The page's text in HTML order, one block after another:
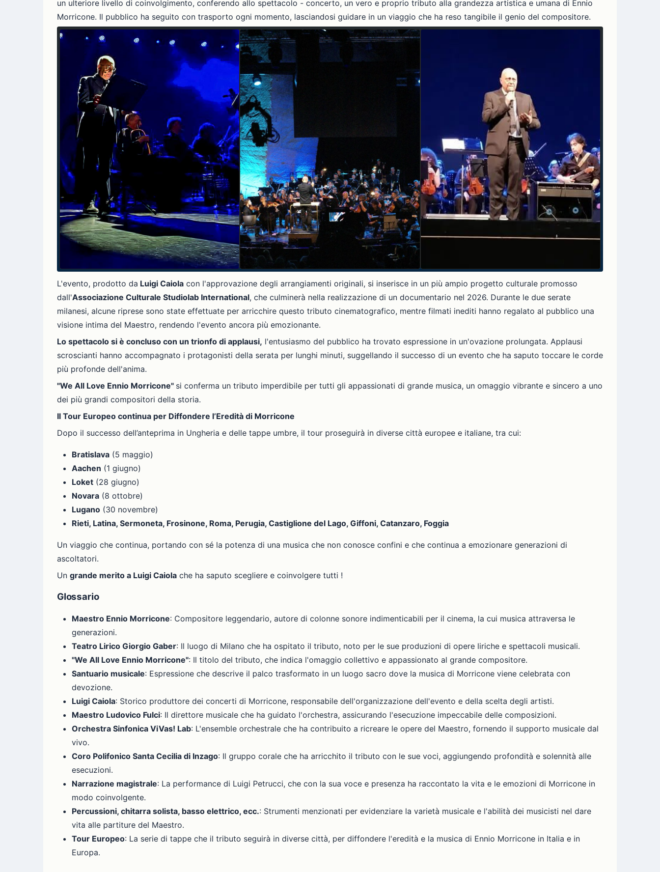
un ulteriore livello di coinvolgimento, conferendo allo spettacolo - concerto, un vero e proprio tributo alla grandezza artistica e umana di Ennio
Morricone. Il pubblico ha seguito con trasporto ogni momento, lasciandosi guidare in un viaggio che ha reso tangibile il genio del compositore.
L'evento, prodotto da Luigi Caiola con l'approvazione degli arrangiamenti originali, si inserisce in un più ampio progetto culturale promosso
dall'Associazione Culturale Studiolab International, che culminerà nella realizzazione di un documentario nel 2026. Durante le due serate
milanesi, alcune riprese sono state effettuate per arricchire questo tributo cinematografico, mentre filmati inediti hanno regalato al pubblico una
visione intima del Maestro, rendendo l'evento ancora più emozionante.
Lo spettacolo si è concluso con un trionfo di applausi, l'entusiasmo del pubblico ha trovato espressione in un'ovazione prolungata. Applausi
scroscianti hanno accompagnato i protagonisti della serata per lunghi minuti, suggellando il successo di un evento che ha saputo toccare le corde
più profonde dell'anima.
"We All Love Ennio Morricone" si conferma un tributo imperdibile per tutti gli appassionati di grande musica, un omaggio vibrante e sincero a uno
dei più grandi compositori della storia.
Il Tour Europeo continua per Diffondere l’Eredità di Morricone
Dopo il successo dell’anteprima in Ungheria e delle tappe umbre, il tour proseguirà in diverse città europee e italiane, tra cui:
Bratislava (5 maggio)
Aachen (1 giugno)
Loket (28 giugno)
Novara (8 ottobre)
Lugano (30 novembre)
Rieti, Latina, Sermoneta, Frosinone, Roma, Perugia, Castiglione del Lago, Giffoni, Catanzaro, Foggia
Un viaggio che continua, portando con sé la potenza di una musica che non conosce confini e che continua a emozionare generazioni di
ascoltatori.
Un grande merito a Luigi Caiola che ha saputo scegliere e coinvolgere tutti !
Glossario
Maestro Ennio Morricone: Compositore leggendario, autore di colonne sonore indimenticabili per il cinema, la cui musica attraversa le
generazioni.
Teatro Lirico Giorgio Gaber: Il luogo di Milano che ha ospitato il tributo, noto per le sue produzioni di opere liriche e spettacoli musicali.
"We All Love Ennio Morricone": Il titolo del tributo, che indica l'omaggio collettivo e appassionato al grande compositore.
Santuario musicale: Espressione che descrive il palco trasformato in un luogo sacro dove la musica di Morricone viene celebrata con
devozione.
Luigi Caiola: Storico produttore dei concerti di Morricone, responsabile dell'organizzazione dell'evento e della scelta degli artisti.
Maestro Ludovico Fulci: Il direttore musicale che ha guidato l'orchestra, assicurando l'esecuzione impeccabile delle composizioni.
Orchestra Sinfonica ViVas! Lab: L'ensemble orchestrale che ha contribuito a ricreare le opere del Maestro, fornendo il supporto musicale dal
vivo.
Coro Polifonico Santa Cecilia di Inzago: Il gruppo corale che ha arricchito il tributo con le sue voci, aggiungendo profondità e solennità alle
esecuzioni.
Narrazione magistrale: La performance di Luigi Petrucci, che con la sua voce e presenza ha raccontato la vita e le emozioni di Morricone in
modo coinvolgente.
Percussioni, chitarra solista, basso elettrico, ecc.: Strumenti menzionati per evidenziare la varietà musicale e l'abilità dei musicisti nel dare
vita alle partiture del Maestro.
Tour Europeo: La serie di tappe che il tributo seguirà in diverse città, per diffondere l'eredità e la musica di Ennio Morricone in Italia e in
Europa.